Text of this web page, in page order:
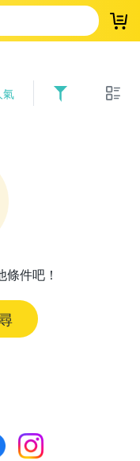
登
氣
件吧！